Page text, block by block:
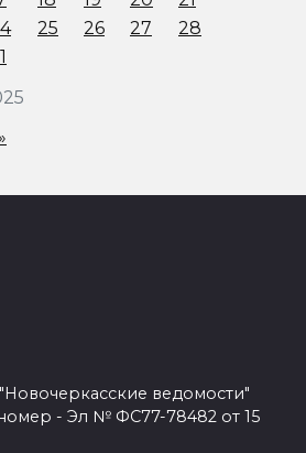
25 26 27
28
ведомости"
- Эл № ФС77-78482 от 15